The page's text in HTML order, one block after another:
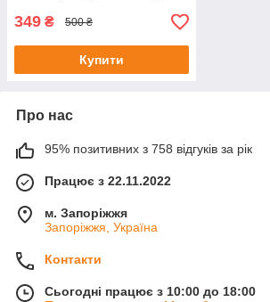
349 ₴ 500 ₴
Купити
Про нас
95% позитивних з 758 відгуків за рік
Працює з 22.11.2022
м. Запоріжжя
Запоріжжя, Україна
Контакти
Сьогодні працює з 10:00 до 18:00